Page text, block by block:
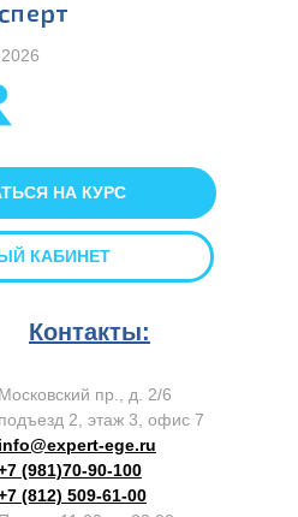
Московский пр., д. 2/6
подъезд 2, этаж 3, офис 7
info@expert-ege.ru
(981)70-90-100
(812) 509-61-00
Контакты:
НА КУРС
КАБИНЕТ